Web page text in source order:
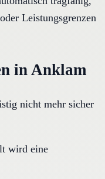
Leistungsgrenzen
in Anklam
nicht mehr sicher
wird eine